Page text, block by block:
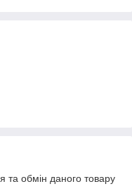
обмін даного товару